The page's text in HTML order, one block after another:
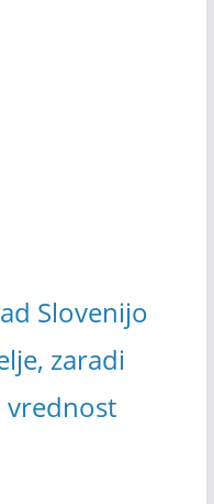
Slovenijo
zaradi
vrednost